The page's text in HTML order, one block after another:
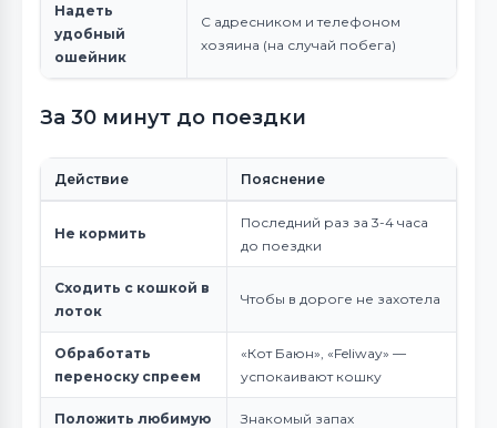
Надеть
удобный
ошейник
С адресником и телефоном
хозяина (на случай побега)
За 30 минут до поездки
Действие Пояснение
Не кормить
Последний раз за 3-4 часа
до поездки
Сходить с кошкой в
лоток
Чтобы в дороге не захотела
Обработать
переноску спреем
«Кот Баюн», «Feliway» —
успокаивают кошку
Положить любимую
Знакомый запах